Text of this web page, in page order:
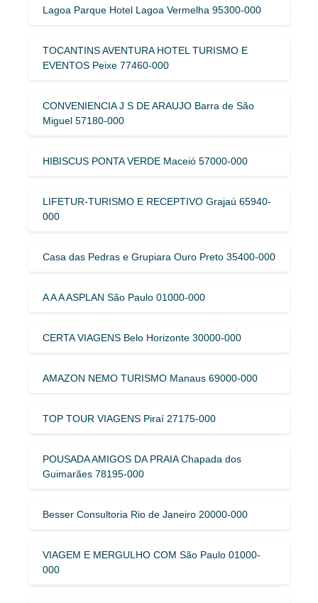
Lagoa Parque Hotel Lagoa Vermelha 95300-000
TOCANTINS AVENTURA HOTEL TURISMO E
EVENTOS Peixe 77460-000
CONVENIENCIA J S DE ARAUJO Barra de São
Miguel 57180-000
HIBISCUS PONTA VERDE Maceió 57000-000
LIFETUR-TURISMO E RECEPTIVO Grajaú 65940-
000
Casa das Pedras e Grupiara Ouro Preto 35400-000
A A A ASPLAN São Paulo 01000-000
CERTA VIAGENS Belo Horizonte 30000-000
AMAZON NEMO TURISMO Manaus 69000-000
TOP TOUR VIAGENS Piraí 27175-000
POUSADA AMIGOS DA PRAIA Chapada dos
Guimarães 78195-000
Besser Consultoria Rio de Janeiro 20000-000
VIAGEM E MERGULHO COM São Paulo 01000-
000